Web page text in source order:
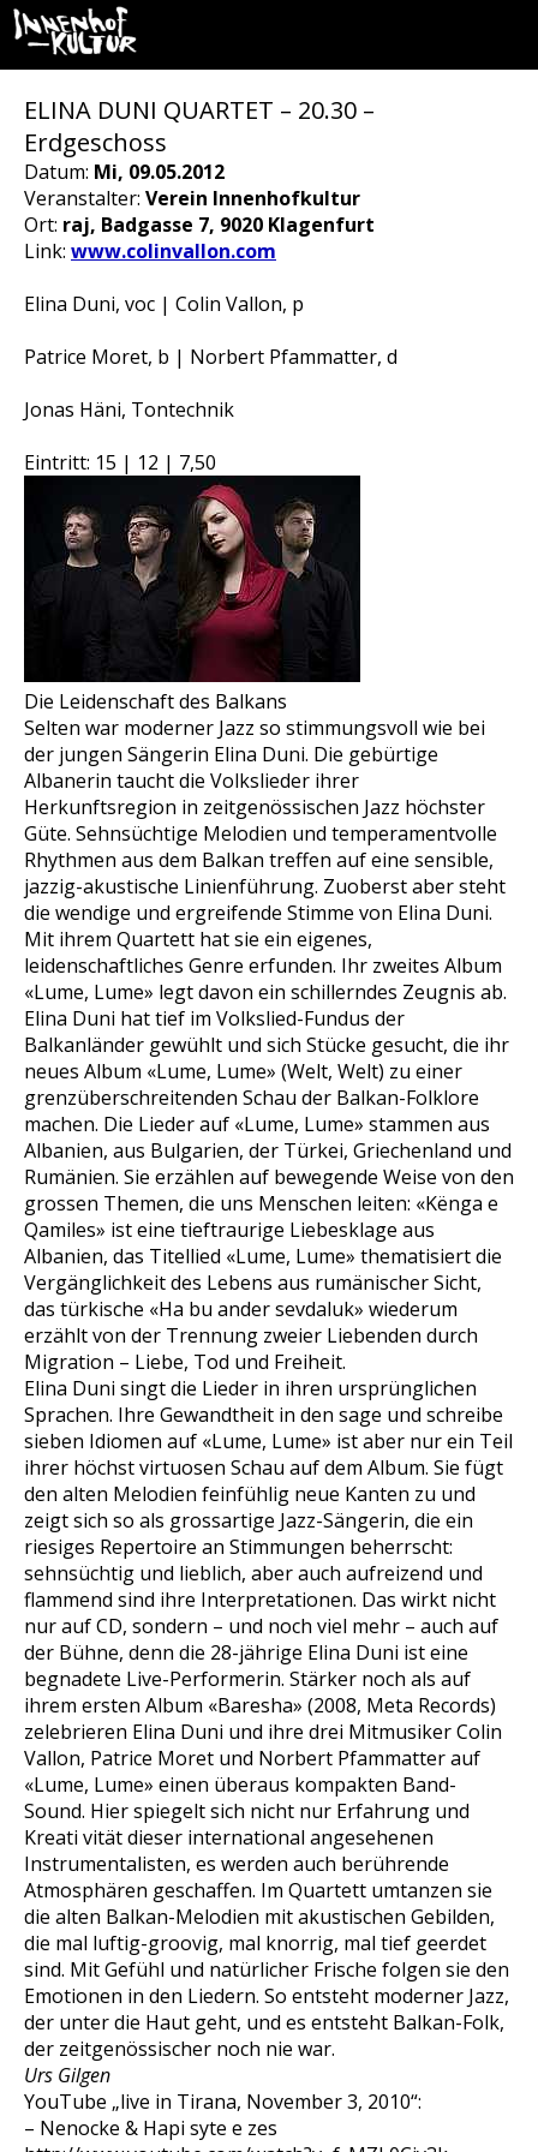
ELINA DUNI QUARTET – 20.30 –
Erdgeschoss
Datum: Mi, 09.05.2012
Veranstalter: Verein Innenhofkultur
Ort: raj, Badgasse 7, 9020 Klagenfurt
Link: www.colinvallon.com
Elina Duni, voc | Colin Vallon, p
Patrice Moret, b | Norbert Pfammatter, d
Jonas Häni, Tontechnik
Eintritt: 15 | 12 | 7,50
Die Leidenschaft des Balkans
Selten war moderner Jazz so stimmungsvoll wie bei
der jungen Sängerin Elina Duni. Die gebürtige
Albanerin taucht die Volkslieder ihrer
Herkunftsregion in zeitgenössischen Jazz höchster
Güte. Sehnsüchtige Melodien und temperamentvolle
Rhythmen aus dem Balkan treffen auf eine sensible,
jazzig-akustische Linienführung. Zuoberst aber steht
die wendige und ergreifende Stimme von Elina Duni.
Mit ihrem Quartett hat sie ein eigenes,
leidenschaftliches Genre erfunden. Ihr zweites Album
«Lume, Lume» legt davon ein schillerndes Zeugnis ab.
Elina Duni hat tief im Volkslied-Fundus der
Balkanländer gewühlt und sich Stücke gesucht, die ihr
neues Album «Lume, Lume» (Welt, Welt) zu einer
grenzüberschreitenden Schau der Balkan-Folklore
machen. Die Lieder auf «Lume, Lume» stammen aus
Albanien, aus Bulgarien, der Türkei, Griechenland und
Rumänien. Sie erzählen auf bewegende Weise von den
grossen Themen, die uns Menschen leiten: «Kënga e
Qamiles» ist eine tieftraurige Liebesklage aus
Albanien, das Titellied «Lume, Lume» thematisiert die
Vergänglichkeit des Lebens aus rumänischer Sicht,
das türkische «Ha bu ander sevdaluk» wiederum
erzählt von der Trennung zweier Liebenden durch
Migration – Liebe, Tod und Freiheit.
Elina Duni singt die Lieder in ihren ursprünglichen
Sprachen. Ihre Gewandtheit in den sage und schreibe
sieben Idiomen auf «Lume, Lume» ist aber nur ein Teil
ihrer höchst virtuosen Schau auf dem Album. Sie fügt
den alten Melodien feinfühlig neue Kanten zu und
zeigt sich so als grossartige Jazz-Sängerin, die ein
riesiges Repertoire an Stimmungen beherrscht:
sehnsüchtig und lieblich, aber auch aufreizend und
flammend sind ihre Interpretationen. Das wirkt nicht
nur auf CD, sondern – und noch viel mehr – auch auf
der Bühne, denn die 28-jährige Elina Duni ist eine
begnadete Live-Performerin. Stärker noch als auf
ihrem ersten Album «Baresha» (2008, Meta Records)
zelebrieren Elina Duni und ihre drei Mitmusiker Colin
Vallon, Patrice Moret und Norbert Pfammatter auf
«Lume, Lume» einen überaus kompakten Band-
Sound. Hier spiegelt sich nicht nur Erfahrung und
Kreati vität dieser international angesehenen
Instrumentalisten, es werden auch berührende
Atmosphären geschaffen. Im Quartett umtanzen sie
die alten Balkan-Melodien mit akustischen Gebilden,
die mal luftig-groovig, mal knorrig, mal tief geerdet
sind. Mit Gefühl und natürlicher Frische folgen sie den
Emotionen in den Liedern. So entsteht moderner Jazz,
der unter die Haut geht, und es entsteht Balkan-Folk,
der zeitgenössischer noch nie war.
Urs Gilgen
YouTube „live in Tirana, November 3, 2010“:
– Nenocke & Hapi syte e zes